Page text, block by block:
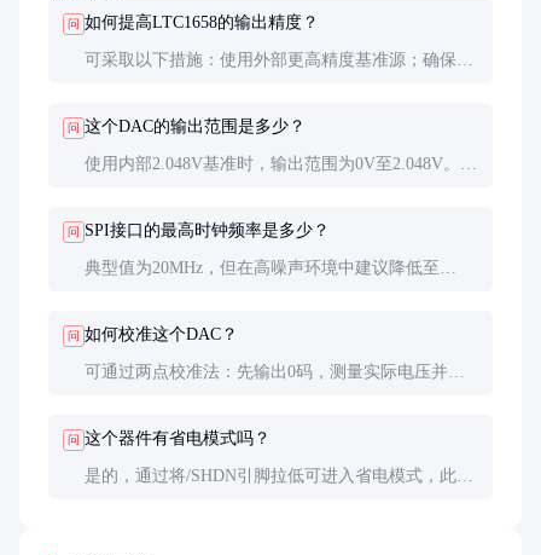
问 如何提高LTC1658的输出精度？
可采取以下措施：使用外部更高精度基准源；确保电
路。
问 这个DAC的输出范围是多少？
使用内部2.048V基准时，输出范围为0V至2.048V。若
差。
问 SPI接口的最高时钟频率是多少？
典型值为20MHz，但在高噪声环境中建议降低至
问 如何校准这个DAC？
可通过两点校准法：先输出0码，测量实际电压并记
多点校准。
问 这个器件有省电模式吗？
是的，通过将/SHDN引脚拉低可进入省电模式，此时